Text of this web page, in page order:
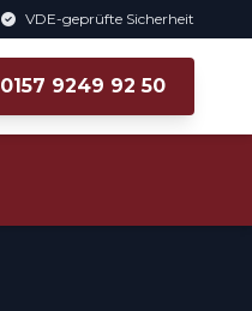
VDE-geprüfte Sicherheit
0157 9249 92 50